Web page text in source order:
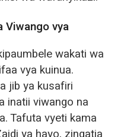
Viwango vya
wakati wa
vya kuinua.
jib ya kusafiri
inatii viwango na
Tafuta vyeti kama